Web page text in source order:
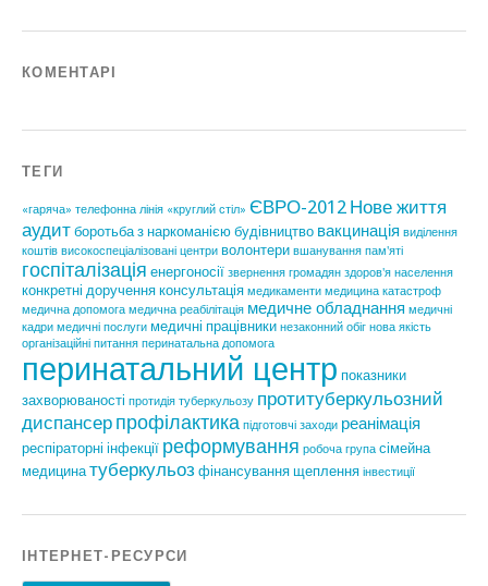
КОМЕНТАРІ
ТЕГИ
«гаряча» телефонна лінія «круглий стіл» ЄВРО-2012 Нове життя
аудит боротьба з наркоманією будівництво вакцинація виділення
коштів високоспеціалізовані центри волонтери вшанування пам'яті
госпіталізація енергоносії звернення громадян здоров'я населення
конкретні доручення консультація медикаменти медицина катастроф
медична допомога медична реабілітація медичне обладнання медичні
кадри медичні послуги медичні працівники незаконний обіг нова якість
організаційні питання перинатальна допомога
перинатальний центр показники
захворюваності протидія туберкульозу протитуберкульозний
диспансер профілактика підготовчі заходи реанімація
респіраторні інфекції реформування робоча група сімейна
медицина туберкульоз фінансування щеплення інвестиції
ІНТЕРНЕТ-РЕСУРСИ